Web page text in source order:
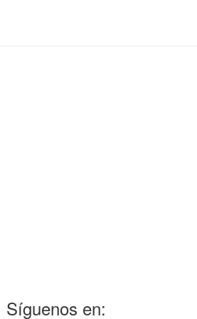
Síguenos en: